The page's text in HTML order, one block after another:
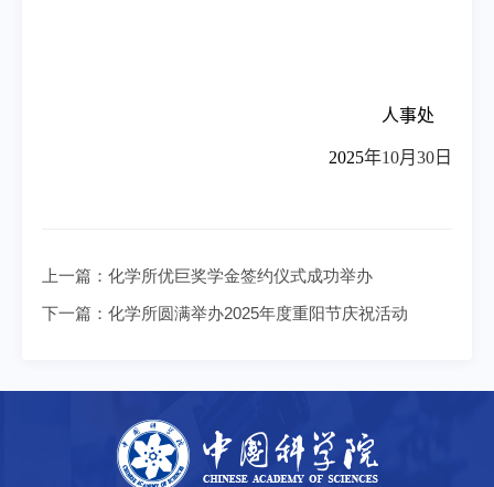
人事处
2025年10月 30 日
上一篇： 化学所优巨奖学金签约仪式成功举办
下一篇： 化学所圆满举办2025年度重阳节庆祝活动